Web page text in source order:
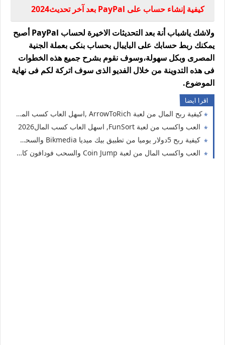
كيفية إنشاء حساب على PayPal بعد آخر تحديث2024
ولاشك ياشباب أنة بعد التحديثات الاخيرة لحساب PayPal أصبح
يمكنك ربط حسابك على البايبال بحساب بنكى بعملة الجنية
المصرى وبكل سهولة،وسوف نقوم بشرح جميع هذه الخطوات
فى هذه التدوينة من خلال الفديو الذى سوف اتركة لكم فى نهاية
الموضوع.
اقرا ايضا
كيفية ربح المال من لعبة ArrowToRich ,اسهل العاب كسب المال2026
العب واكسب من لعبة FunSort, اسهل العاب كسب المال2026
كيفية ربح 5دولار يوميا من تطبيق بيك ميديا Bikmedia والسحب فودافون كاش وبينانس
العب واكسب المال من لعبة Coin Jump والسحب فودافون كاش.